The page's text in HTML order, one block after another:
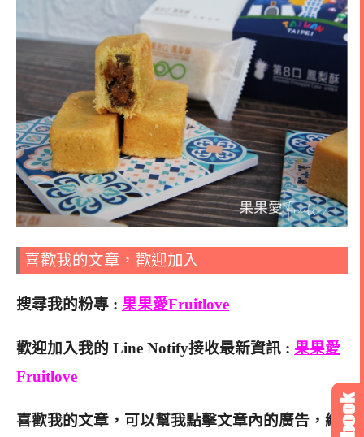
喜歡我的文章，歡迎加入
搜尋我的粉專 : 果果愛Fruitlove
歡迎加入我的 Line Notify接收最新資訊 : 果果愛
Fruitlove
喜歡我的文章，可以幫我點擊文章內的廣告，給